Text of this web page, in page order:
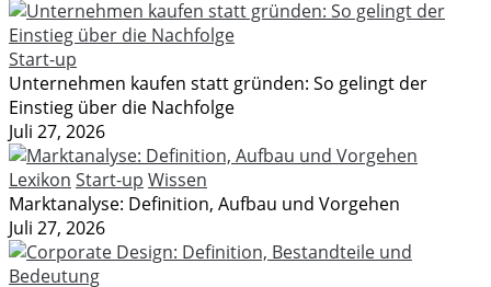
Start-up
Unternehmen kaufen statt gründen: So gelingt der
Einstieg über die Nachfolge
Juli 27, 2026
Lexikon Start-up Wissen
Marktanalyse: Definition, Aufbau und Vorgehen
Juli 27, 2026